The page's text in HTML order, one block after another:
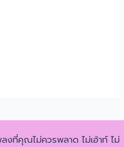
งที่คุณไม่ควรพลาด ไม่เอ้าท์ ไม่